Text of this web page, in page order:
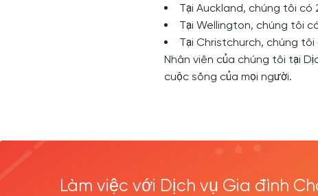
Tại Auckland, chúng tôi có
Tại Wellington, chúng tôi
Tại Christchurch, chúng tôi
Nhân viên của chúng tôi tại
cuộc sống của mọi người.
Làm việc với Dịch vụ Gia đình